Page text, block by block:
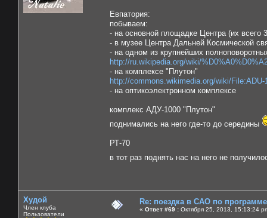
Евпатория:
побываем:
- на основной площадке Центра (их всего
- в музее Центра Дальней Космической
- на одном из крупнейших
http://ru.wikipedia.org/wiki/
- на комплексе "Плутон"
http://commons.wikimedia.org/wiki/File:ADU-
- на оптикоэлектронном комплексе
комплекс АДУ-1000 "Плутон"
поднимались на него где-то до середины
РТ-70
в тот раз поднять нас на него не
Худой
Член клуба
Пользователи
Re: поездка в САО по
« Ответ #69 : Октября 25, 2013, 15:13:24